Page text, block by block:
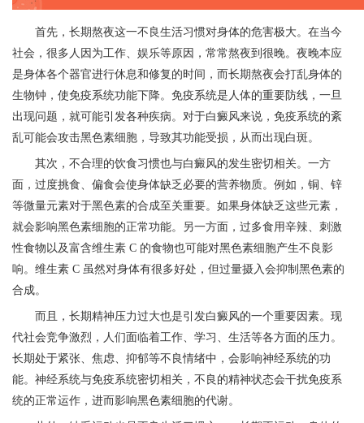
首先，长期熬夜这一不良生活习惯对身体的危害极大。在当今
社会，很多人因为工作、娱乐等原因，常常熬夜到很晚。夜晚本应
是身体各个器官进行休息和修复的时间，而长期熬夜会打乱身体的
生物钟，使免疫系统功能下降。免疫系统是人体的重要防线，一旦
出现问题，就可能引发各种疾病。对于白癜风来说，免疫系统的紊
乱可能会攻击黑色素细胞，导致其功能受损，从而出现白斑。
其次，不合理的饮食习惯也与白癜风的发生密切相关。一方
面，过度挑食、偏食会使身体缺乏必要的营养物质。例如，铜、锌
等微量元素对于黑色素的合成至关重要。如果身体缺乏这些元素，
就会影响黑色素细胞的正常功能。另一方面，过多食用辛辣、刺激
性食物以及富含维生素 C 的食物也可能对黑色素细胞产生不良影
响。维生素 C 虽然对身体有很多好处，但过量摄入会抑制黑色素的
合成。
而且，长期精神压力过大也是引发白癜风的一个重要因素。现
代社会竞争激烈，人们面临着工作、学习、生活等各方面的压力。
长期处于紧张、焦虑、抑郁等不良情绪中，会影响神经系统的功
能。神经系统与免疫系统密切相关，不良的精神状态会干扰免疫系
统的正常运作，进而影响黑色素细胞的代谢。